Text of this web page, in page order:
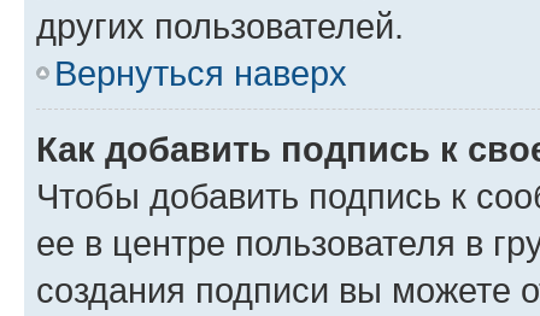
других пользователей.
Вернуться наверх
Как добавить подпись к
Чтобы добавить подпись к
ее в центре пользователя в
создания подписи вы можете